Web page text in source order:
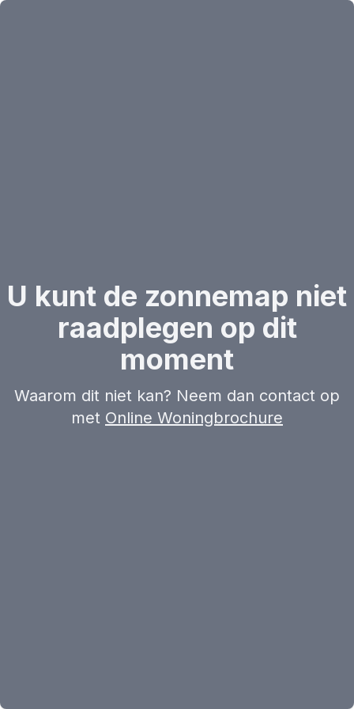
U kunt de zonnemap niet
raadplegen op dit
moment
Waarom dit niet kan? Neem dan contact op
met Online Woningbrochure